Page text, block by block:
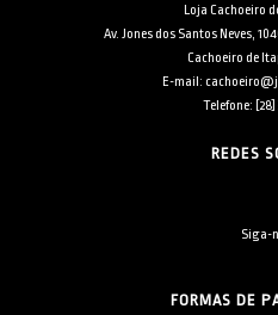
Loja Cachoeiro
Av. Jones dos Santos Neves,
Cachoeiro de
E-mail:
Telefone: [28]
REDES
Siga-
FORMAS DE